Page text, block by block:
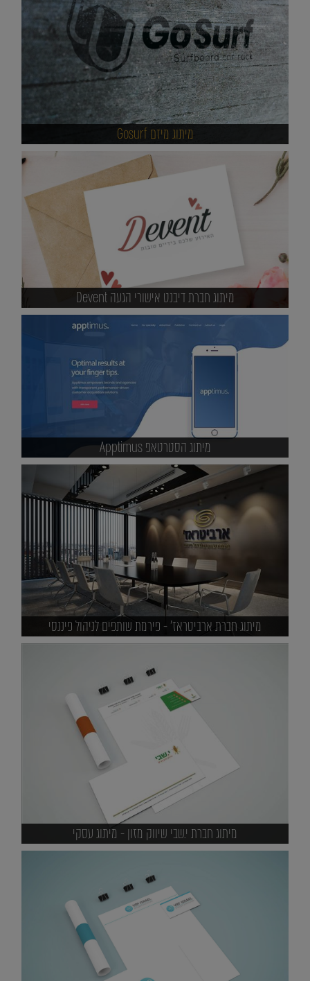
מיתוג מיזם Gosurf
מיתוג חברת דיבנט אישורי הגעה Devent
מיתוג הסטרטאפ Apptimus
מיתוג חברת ארביטראז' - פירמת שותפים לניהול פיננסי
מיתוג חברת י.שבי שיווק מזון - מיתוג עסקי